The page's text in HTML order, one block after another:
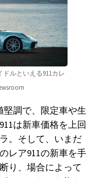
ルといえる911カレ
堅調で、限定車や生
は新車価格を上回
。そして、いまだ
レア911の新車を手
り、場合によって